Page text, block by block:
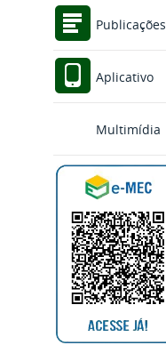
Publicações
Aplicativo
Multimídia